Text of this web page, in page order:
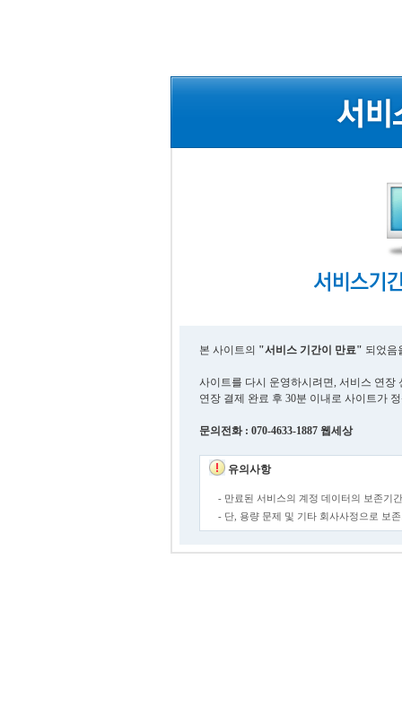
본 사이트의 "서비스 기간이 만료" 되었음
사이트를 다시 운영하시려면, 서비스 연장
연장 결제 완료 후 30분 이내로 사이트가
문의전화 : 070-4633-1887 웹세상
유의사항
- 만료된 서비스의 계정 데이터의 보존기
- 단, 용량 문제 및 기타 회사사정으로 보